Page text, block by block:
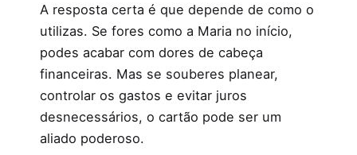
A resposta certa é que depende de como o
utilizas. Se fores como a Maria no início,
podes acabar com dores de cabeça
financeiras. Mas se souberes planear,
controlar os gastos e evitar juros
desnecessários, o cartão pode ser um
aliado poderoso.